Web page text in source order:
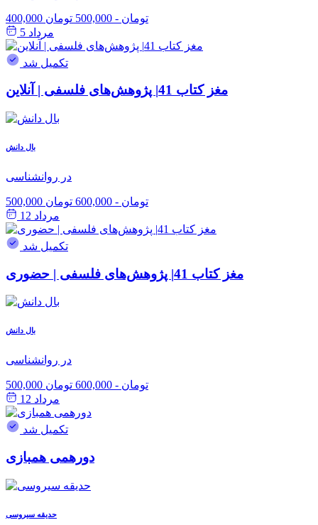
400,000 تومان - 500,000 تومان
مرداد 5
تکمیل شد
مغز کتاب 41| پژوهش‌های فلسفی | آنلاین
بال دانش
در روانشناسی
500,000 تومان - 600,000 تومان
مرداد 12
تکمیل شد
مغز کتاب 41| پژوهش‌های فلسفی | حضوری
بال دانش
در روانشناسی
500,000 تومان - 600,000 تومان
مرداد 12
تکمیل شد
دورهمی همبازی
حدیقه سیروسی